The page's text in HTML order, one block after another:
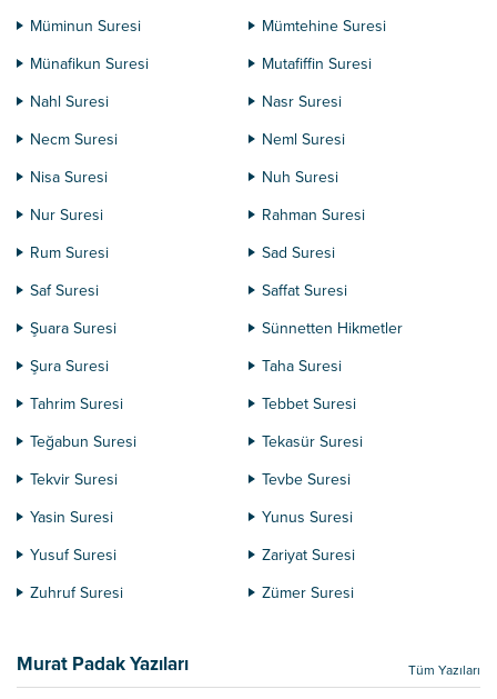
Müminun Suresi
Mümtehine Suresi
Münafikun Suresi
Mutafiffin Suresi
Nahl Suresi
Nasr Suresi
Necm Suresi
Neml Suresi
Nisa Suresi
Nuh Suresi
Nur Suresi
Rahman Suresi
Rum Suresi
Sad Suresi
Saf Suresi
Saffat Suresi
Şuara Suresi
Sünnetten Hikmetler
Şura Suresi
Taha Suresi
Tahrim Suresi
Tebbet Suresi
Teğabun Suresi
Tekasür Suresi
Tekvir Suresi
Tevbe Suresi
Yasin Suresi
Yunus Suresi
Yusuf Suresi
Zariyat Suresi
Zuhruf Suresi
Zümer Suresi
Murat Padak Yazıları Tüm Yazıları